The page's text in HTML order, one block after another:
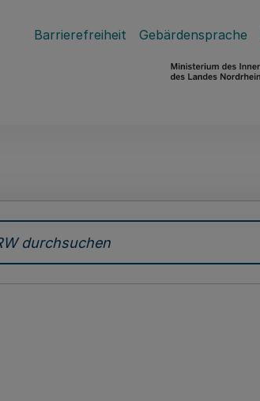
Barrierefreiheit Gebärdensprache
durchsuchen